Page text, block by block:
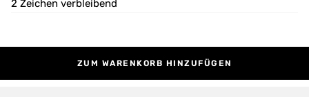
2 Zeichen verbleibend
ZUM WARENKORB HINZUFÜGEN